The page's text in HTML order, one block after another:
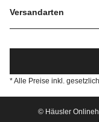
Versandarten
* Alle Preise inkl.
© Häusler